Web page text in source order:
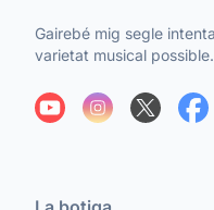
Gairebé mig segle
varietat musical possible.